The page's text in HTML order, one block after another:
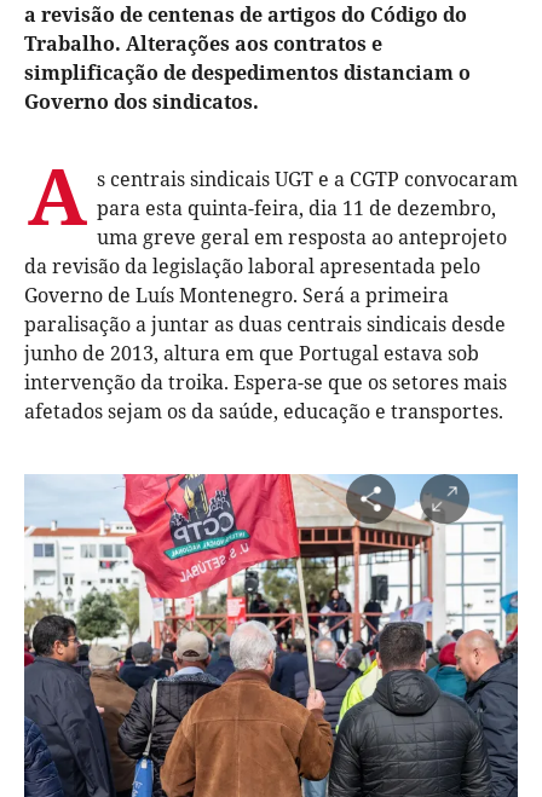
a revisão de centenas de artigos do Código do
Trabalho. Alterações aos contratos e
simplificação de despedimentos distanciam o
Governo dos sindicatos.
A s centrais sindicais UGT e a CGTP convocaram
para esta quinta-feira, dia 11 de dezembro,
uma greve geral em resposta ao anteprojeto
da revisão da legislação laboral apresentada pelo
Governo de Luís Montenegro. Será a primeira
paralisação a juntar as duas centrais sindicais desde
junho de 2013, altura em que Portugal estava sob
intervenção da troika. Espera-se que os setores mais
afetados sejam os da saúde, educação e transportes.